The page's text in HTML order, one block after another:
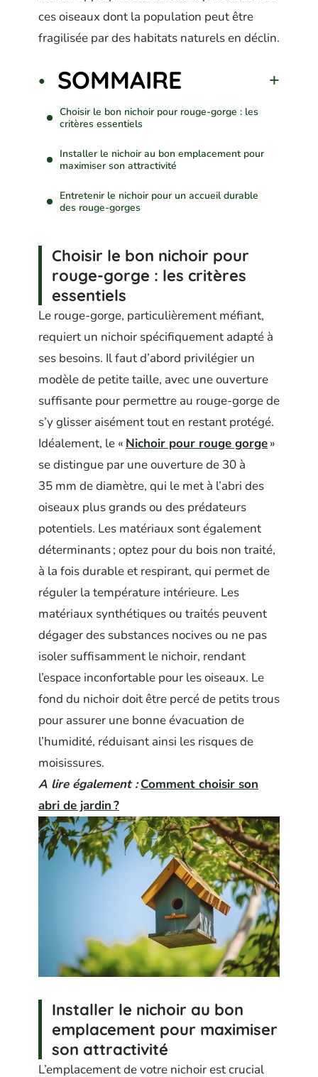
ces oiseaux dont la population peut être
fragilisée par des habitats naturels en déclin.
SOMMAIRE
Choisir le bon nichoir pour rouge-gorge : les
critères essentiels
Installer le nichoir au bon emplacement pour
maximiser son attractivité
Entretenir le nichoir pour un accueil durable
des rouge-gorges
Choisir le bon nichoir pour
rouge-gorge : les critères
essentiels
Le rouge-gorge, particulièrement méfiant,
requiert un nichoir spécifiquement adapté à
ses besoins. Il faut d’abord privilégier un
modèle de petite taille, avec une ouverture
suffisante pour permettre au rouge-gorge de
s’y glisser aisément tout en restant protégé.
Idéalement, le « Nichoir pour rouge gorge»
se distingue par une ouverture de 30 à
35 mm de diamètre, qui le met à l’abri des
oiseaux plus grands ou des prédateurs
potentiels. Les matériaux sont également
déterminants ; optez pour du bois non traité,
à la fois durable et respirant, qui permet de
réguler la température intérieure. Les
matériaux synthétiques ou traités peuvent
dégager des substances nocives ou ne pas
isoler suffisamment le nichoir, rendant
l’espace inconfortable pour les oiseaux. Le
fond du nichoir doit être percé de petits trous
pour assurer une bonne évacuation de
l’humidité, réduisant ainsi les risques de
moisissures.
A lire également : Comment choisir son
abri de jardin ?
Installer le nichoir au bon
emplacement pour maximiser
son attractivité
L’emplacement de votre nichoir est crucial